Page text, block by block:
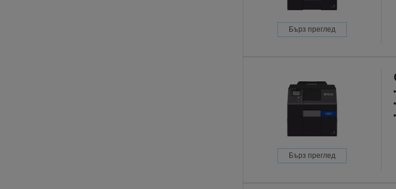
Бърз преглед
Бърз преглед